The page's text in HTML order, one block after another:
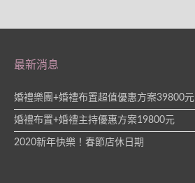
最新消息
婚禮樂團+婚禮布置超值優惠方案39800元
婚禮布置+婚禮主持優惠方案19800元
2020新年快樂！春節店休日期